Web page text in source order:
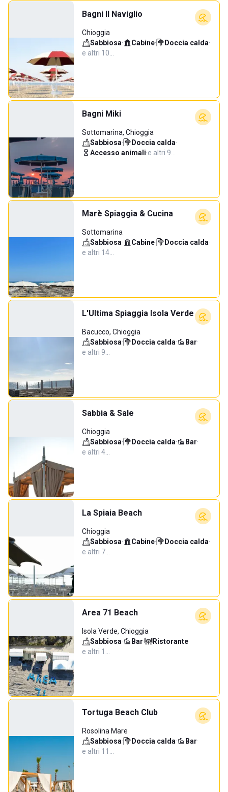
Bagni Il Naviglio
Chioggia
Sabbiosa· Cabine· Doccia calda·
e altri 10…
Bagni Miki
Sottomarina, Chioggia
Sabbiosa· Doccia calda·
Accesso animali·e altri 9…
Marè Spiaggia & Cucina
Sottomarina
Sabbiosa· Cabine· Doccia calda·
e altri 14…
L'Ultima Spiaggia Isola Verde
Bacucco, Chioggia
Sabbiosa· Doccia calda· Bar·
e altri 9…
Sabbia & Sale
Chioggia
Sabbiosa· Doccia calda· Bar·
e altri 4…
La Spiaia Beach
Chioggia
Sabbiosa· Cabine· Doccia calda·
e altri 7…
Area 71 Beach
Isola Verde, Chioggia
Sabbiosa· Bar· Ristorante·
e altri 1…
Tortuga Beach Club
Rosolina Mare
Sabbiosa· Doccia calda· Bar·
e altri 11…